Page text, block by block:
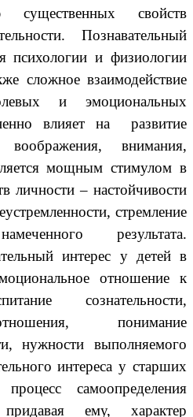
существенных свойств
Познавательный
психологии и физиологии
сложное взаимодействие
и эмоциональных
влияет на развитие
воображения, внимания,
мощным стимулом в
личности – настойчивости
стремление
результата.
интерес у детей в
отношение к
сознательности,
понимание
нужности выполняемого
интереса у старших
самоопределения
ему, характер